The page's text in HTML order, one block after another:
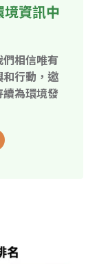
資訊中
們相信唯有
行動，邀
為環境發